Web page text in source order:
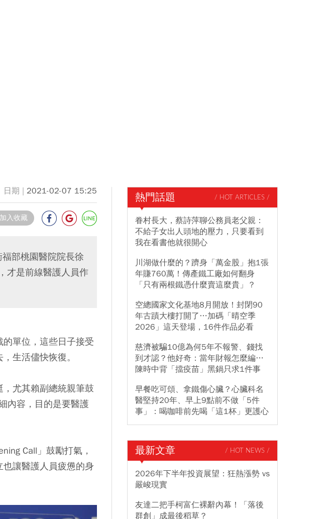
2021-02-07 15:25
加入收藏
部桃園醫院院長徐
才是前線醫護人員作
單位，這些日子接受
生活儘快恢復。
尤其賴副總統親筆鼓
內容，目的是要醫護
Call」鼓勵打氣，
讓醫護人員疲憊的身
熱門話題 / HOT ARTICLES /
眷村長大，蔡詩萍聊公務員老父親：
不給子女出人頭地的壓力，只要看到
我在看書他就很開心
川湖做什麼的？躋身「萬金股」抱1張
年賺760萬！傳產鐵工廠如何翻身
「只有兩根鐵憑什麼賣這麼貴」？
空總國家文化基地8月開放！封閉90
年古蹟大樓打開了…加碼「晴空季
2026」這天登場，16件作品必看
慈濟被騙10億為何5年不報警、錢找
到才認？他好奇：當年財報怎麼編…
陳時中背「擋疫苗」黑鍋只求1件事
早餐吃可頌、拿鐵傷心臟？心臟科名
醫堅持20年、早上9點前不做「5件
事」：喝咖啡前先喝「這1杯」更護心
最新文章 / HOT NEWS /
2026年下半年投資展望：狂熱漲勢 vs
嚴峻現實
友達二把手柯富仁裸辭內幕！「落後
群創」成最後稻草？